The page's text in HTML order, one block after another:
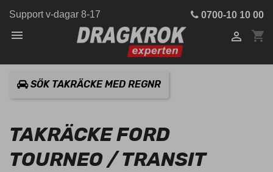
Support v-dagar 8-17 0700-10 10 00
 shopping_cart

SÖK TAKRÄCKE MED REGNR
TAKRÄCKE FORD
TOURNEO / TRANSIT